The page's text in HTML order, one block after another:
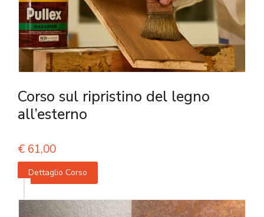
Corso sul ripristino del legno
all’esterno
€ 61,00
Dettaglio Corso